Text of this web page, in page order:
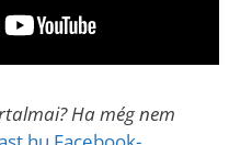
Ha még nem